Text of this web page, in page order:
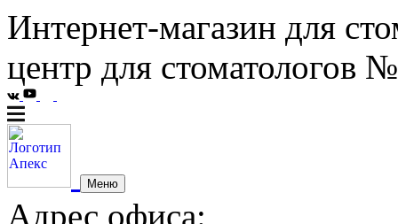
Интернет-магазин для
центр для стоматологов
Меню
Адрес офиса: